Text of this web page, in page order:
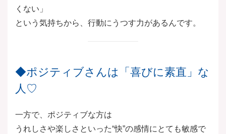
くない」
という気持ちから、行動にうつす力があるんです。
◆ポジティブさんは「喜びに素直」な
人♡
一方で、ポジティブな方は
うれしさや楽しさといった“快”の感情にとても敏感で